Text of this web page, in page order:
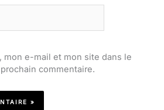
mon e-mail et mon site dans le
commentaire.